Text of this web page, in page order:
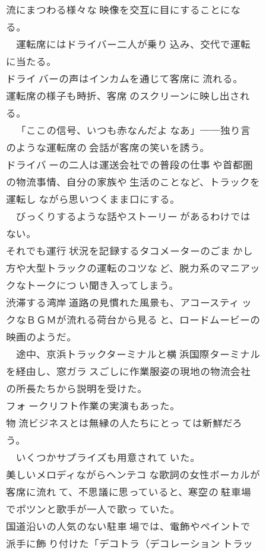
流にまつわる様々な 映像を交互に目にすることにな
る。
運転席にはドライバー二人が乗り 込み、交代で運転
に当たる。
ドライ バーの声はインカムを通じて客席に 流れる。
運転席の様子も時折、客席 のスクリーンに映し出され
る。
「ここの信号、いつも赤なんだよ なあ」──独り言
のような運転席の 会話が客席の笑いを誘う。
ドライバ ーの二人は運送会社での普段の仕事 や首都圏
の物流事情、自分の家族や 生活のことなど、トラックを
運転し ながら思いつくまま口にする。
びっくりするような話やストーリー があるわけでは
ない。
それでも運行 状況を記録するタコメーターのごま かし
方や大型トラックの運転のコツな ど、脱力系のマニアッ
クなトークにつ い聞き入ってしまう。
渋滞する湾岸 道路の見慣れた風景も、アコースティ ッ
クなＢＧＭが流れる荷台から見る と、ロードムービーの
映画のようだ。
途中、京浜トラックターミナルと横 浜国際ターミナル
を経由し、窓ガラ スごしに作業服姿の現地の物流会社
の所長たちから説明を受けた。
フォ ークリフト作業の実演もあった。
物 流ビジネスとは無縁の人たちにとっ ては新鮮だろ
う。
いくつかサプライズも用意されて いた。
美しいメロディながらヘンテコ な歌詞の女性ボーカルが
客席に流れ て、不思議に思っていると、寒空の 駐車場
でポツンと歌手が一人で歌っ ていた。
国道沿いの人気のない駐車 場では、電飾やペイントで
派手に飾 り付けた「デコトラ（デコレーション トラッ